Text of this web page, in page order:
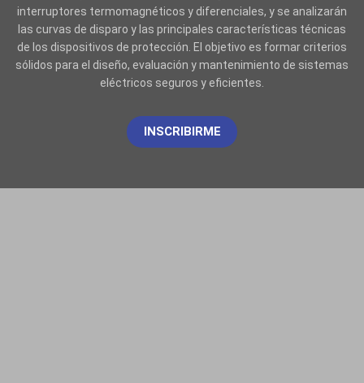
interruptores termomagnéticos y diferenciales, y se analizarán
las curvas de disparo y las principales características técnicas
de los dispositivos de protección. El objetivo es formar criterios
sólidos para el diseño, evaluación y mantenimiento de sistemas
eléctricos seguros y eficientes.
INSCRIBIRME